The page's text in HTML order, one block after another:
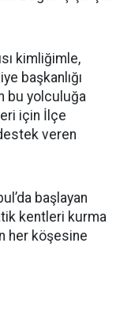
kimliğimle,
başkanlığı
bu yolculuğa
için İlçe
veren
başlayan
kentleri kurma
her köşesine